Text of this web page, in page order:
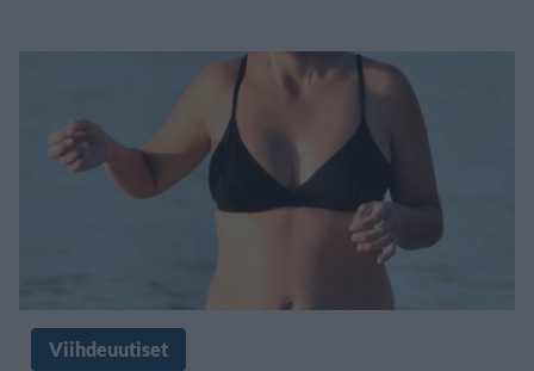
Viihdeuutiset